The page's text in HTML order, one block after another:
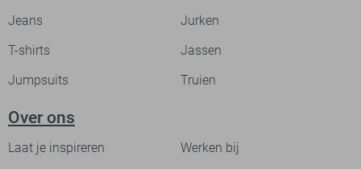
Jeans
Jurken
T-shirts
Jassen
Jumpsuits
Truien
Over ons
Laat je inspireren Werken bij